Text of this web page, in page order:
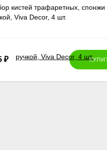
кистей трафаретных, спонжи
Viva Decor, 4 шт.
₽